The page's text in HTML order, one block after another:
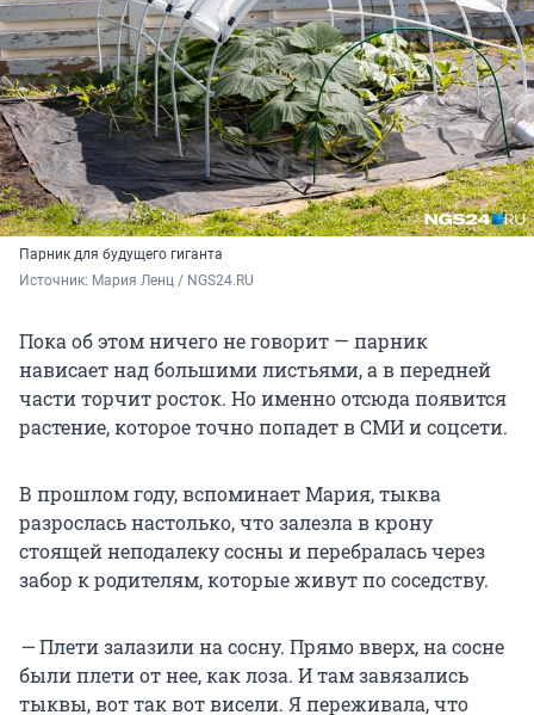
Парник для будущего гиганта
Источник: Мария Ленц / NGS24.RU
Пока об этом ничего не говорит — парник
нависает над большими листьями, а в передней
части торчит росток. Но именно отсюда появится
растение, которое точно попадет в СМИ и соцсети.
В прошлом году, вспоминает Мария, тыква
разрослась настолько, что залезла в крону
стоящей неподалеку сосны и перебралась через
забор к родителям, которые живут по соседству.
—Плети залазили на сосну. Прямо вверх, на сосне
были плети от нее, как лоза. И там завязались
тыквы, вот так вот висели. Я переживала, что